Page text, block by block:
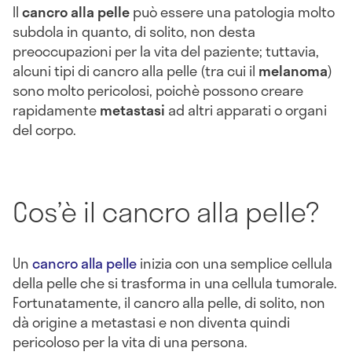
Ilcancro alla pellepuò essere una patologia molto
subdola in quanto, di solito, non desta
preoccupazioni per la vita del paziente; tuttavia,
alcuni tipi di cancro alla pelle (tra cui il melanoma)
sono molto pericolosi, poichè possono creare
rapidamentemetastasi ad altri apparati o organi
del corpo.
Cos’è il cancro alla pelle?
Uncancro alla pelleinizia con una semplice cellula
della pelle che si trasforma in una cellula tumorale.
Fortunatamente, il cancro alla pelle, di solito, non
dà origine a metastasi e non diventa quindi
pericoloso per la vita di una persona.